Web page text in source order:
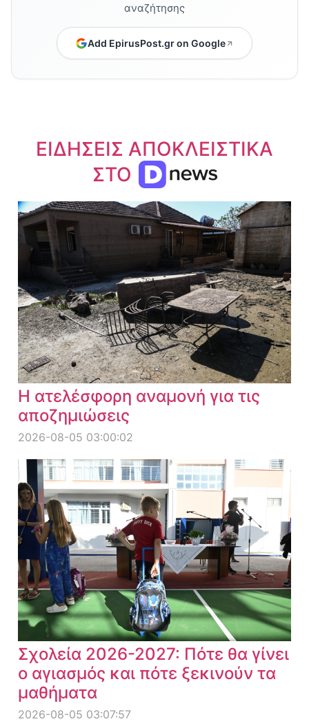
αναζήτησης
Add EpirusPost.gr on Google
ΕΙΔΗΣΕΙΣ ΑΠΟΚΛΕΙΣΤΙΚΑ
ΣΤΟ
Η ατελέσφορη αναμονή για τις
αποζημιώσεις
2026-08-05 03:00:02
Σχολεία 2026-2027: Πότε θα γίνει
ο αγιασμός και πότε ξεκινούν τα
μαθήματα
2026-08-05 03:07:57